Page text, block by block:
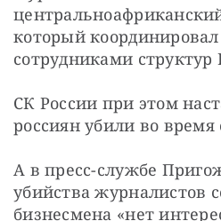
который координировал
сотрудниками
СК России при этом
россиян убили во время
А в пресс-службе
убийства журналистов
бизнесмена «нет